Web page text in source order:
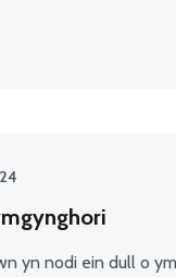
yn nodi ein dull o